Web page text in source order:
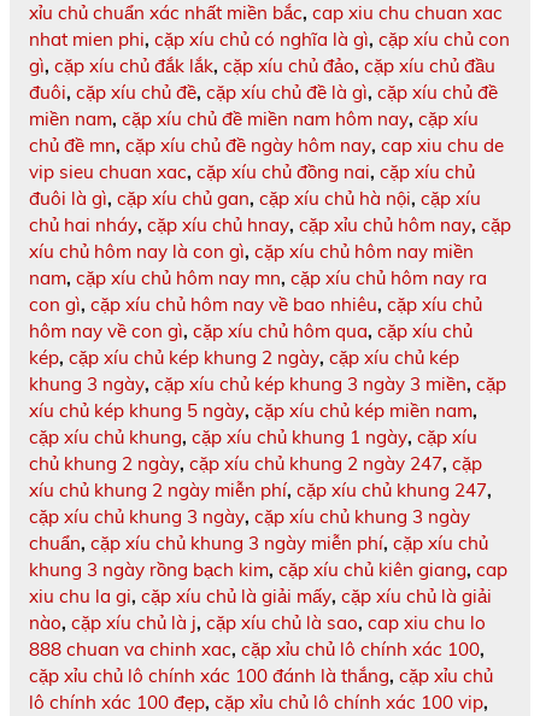
xỉu chủ chuẩn xác nhất miền bắc, cap xiu chu chuan xac
nhat mien phi, cặp xíu chủ có nghĩa là gì, cặp xíu chủ con
gì, cặp xíu chủ đắk lắk, cặp xíu chủ đảo, cặp xíu chủ đầu
đuôi, cặp xíu chủ đề, cặp xíu chủ đề là gì, cặp xíu chủ đề
miền nam, cặp xíu chủ đề miền nam hôm nay, cặp xíu
chủ đề mn, cặp xíu chủ đề ngày hôm nay, cap xiu chu de
vip sieu chuan xac, cặp xíu chủ đồng nai, cặp xíu chủ
đuôi là gì, cặp xíu chủ gan, cặp xíu chủ hà nội, cặp xíu
chủ hai nháy, cặp xíu chủ hnay, cặp xỉu chủ hôm nay, cặp
xíu chủ hôm nay là con gì, cặp xíu chủ hôm nay miền
nam, cặp xíu chủ hôm nay mn, cặp xíu chủ hôm nay ra
con gì, cặp xíu chủ hôm nay về bao nhiêu, cặp xíu chủ
hôm nay về con gì, cặp xíu chủ hôm qua, cặp xíu chủ
kép, cặp xíu chủ kép khung 2 ngày, cặp xíu chủ kép
khung 3 ngày, cặp xíu chủ kép khung 3 ngày 3 miền, cặp
xíu chủ kép khung 5 ngày, cặp xíu chủ kép miền nam,
cặp xíu chủ khung, cặp xíu chủ khung 1 ngày, cặp xíu
chủ khung 2 ngày, cặp xíu chủ khung 2 ngày 247, cặp
xíu chủ khung 2 ngày miễn phí, cặp xíu chủ khung 247,
cặp xíu chủ khung 3 ngày, cặp xíu chủ khung 3 ngày
chuẩn, cặp xíu chủ khung 3 ngày miễn phí, cặp xíu chủ
khung 3 ngày rồng bạch kim, cặp xíu chủ kiên giang, cap
xiu chu la gi, cặp xíu chủ là giải mấy, cặp xíu chủ là giải
nào, cặp xíu chủ là j, cặp xíu chủ là sao, cap xiu chu lo
888 chuan va chinh xac, cặp xỉu chủ lô chính xác 100,
cặp xỉu chủ lô chính xác 100 đánh là thắng, cặp xỉu chủ
lô chính xác 100 đẹp, cặp xỉu chủ lô chính xác 100 vip,